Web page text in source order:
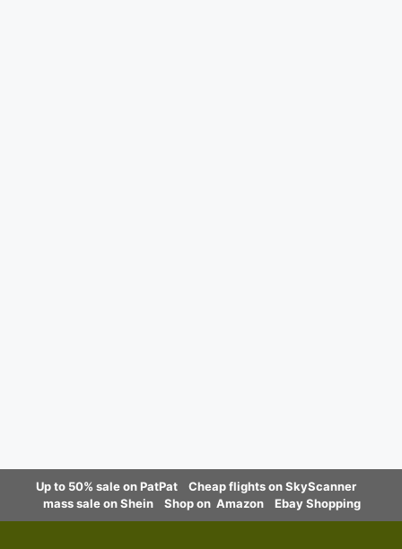
content
Up to 50% sale on PatPat
Cheap flights on SkyScanner
mass sale on Shein
Shop on Amazon Ebay Shopping